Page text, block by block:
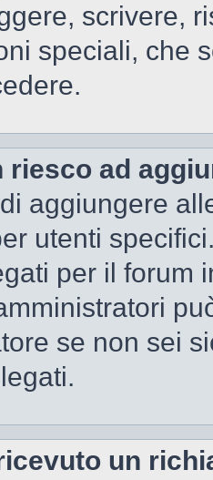
scrivere,
speciali, che
riesco ad
aggiungere
utenti
per il forum
se non sei
un